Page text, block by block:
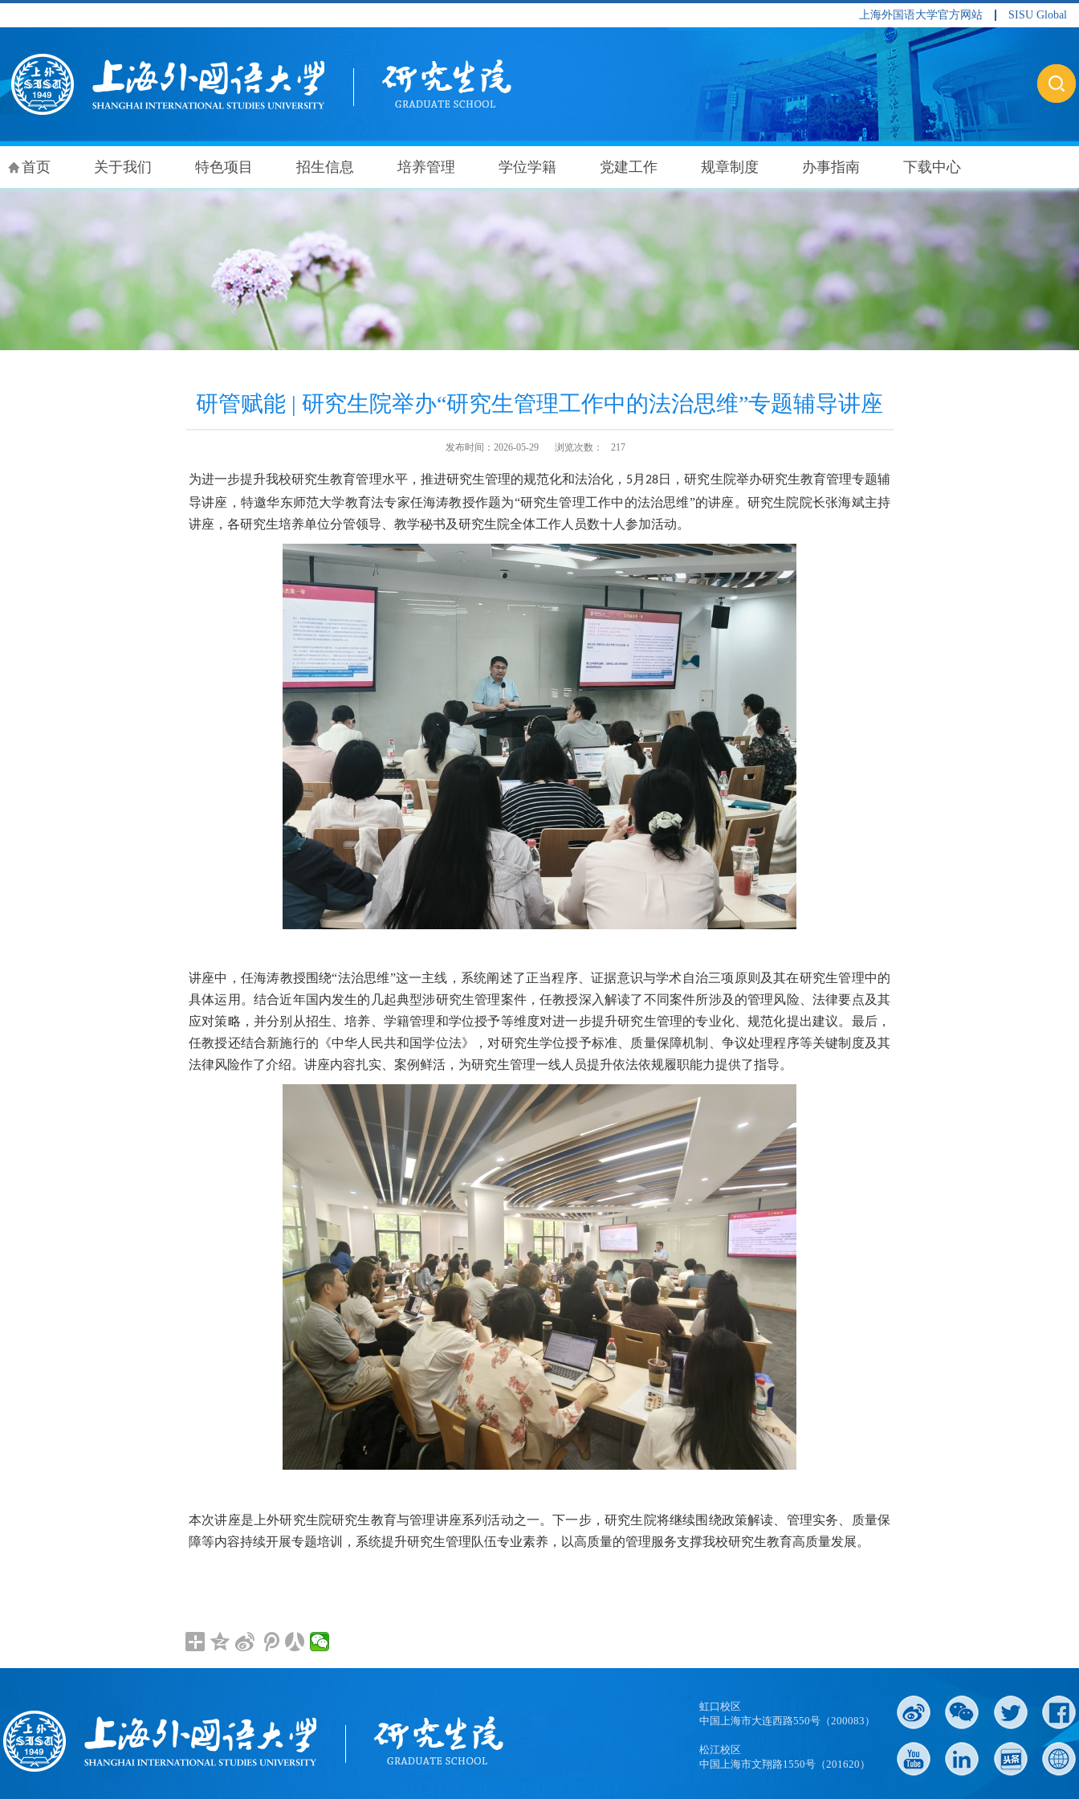
上海外国语大学官方网站 SISU Global
首页 关于我们 特色项目 招生信息 培养管理 学位学籍 党建工作 规章制度 办事指南 下载中心
研管赋能 | 研究生院举办“研究生管理工作中的法治思维”专题辅导讲座
发布时间：2026-05-29 浏览次数： 217
为进一步提升我校研究生教育管理水平，推进研究生管理的规范化和法治化， 5月 28日，研究生院举办研究生教育管理专题辅
导讲座，特邀华东师范大学教育法专家任海涛教授作题为“研究生管理工作中的法治思维”的讲座。研究生院院长张海斌主持
讲座，各研究生培养单位分管领导、教学秘书及研究生院全体工作人员数十人参加活动。
讲座中，任海涛教授围绕“法治思维”这一主线，系统阐述了正当程序、证据意识与学术自治三项原则及其在研究生管理中的
具体运用。结合近年国内发生的几起典型涉研究生管理案件，任教授深入解读了不同案件所涉及的管理风险、法律要点及其
应对策略，并分别从招生、培养、学籍管理和学位授予等维度对进一步提升研究生管理的专业化、规范化提出建议。最后，
任教授还结合新施行的《中华人民共和国学位法》，对研究生学位授予标准、质量保障机制、争议处理程序等关键制度及其
法律风险作了介绍。讲座内容扎实、案例鲜活，为研究生管理一线人员提升依法依规履职能力提供了指导。
本次讲座是上外研究生院研究生教育与管理讲座系列活动之一。下一步，研究生院将继续围绕政策解读、管理实务、质量保
障等内容持续开展专题培训，系统提升研究生管理队伍专业素养，以高质量的管理服务支撑我校研究生教育高质量发展。
虹口校区
中国上海市大连西路550号（200083）
松江校区
中国上海市文翔路1550号（201620）